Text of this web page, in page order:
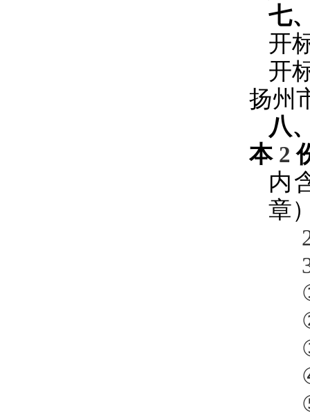
七
开
开
扬州
八
本 2
内
章